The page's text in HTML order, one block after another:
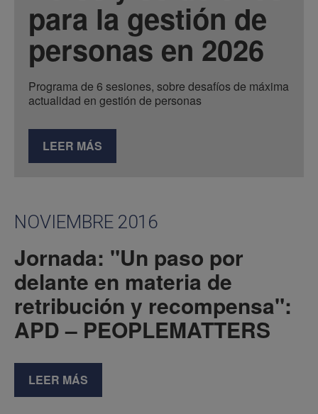
para la gestión de
personas en 2026
Programa de 6 sesiones, sobre desafíos de máxima
actualidad en gestión de personas
LEER MÁS
NOVIEMBRE 2016
Jornada: "Un paso por
delante en materia de
retribución y recompensa":
APD – PEOPLEMATTERS
LEER MÁS